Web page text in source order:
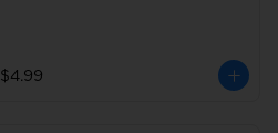
$4.99